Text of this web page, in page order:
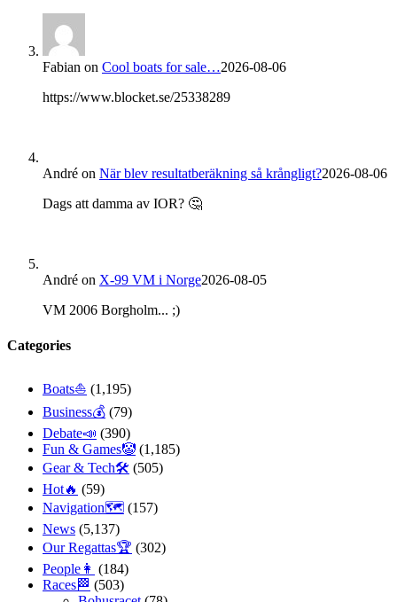
Fabian on Cool boats for sale…2026-08-06
https://www.blocket.se/25338289
André on När blev resultatberäkning så krångligt?2026-08-06
Dags att damma av IOR? 🤔
André on X-99 VM i Norge2026-08-05
VM 2006 Borgholm... ;)
Categories
Boats⛵️ (1,195)
Business💰 (79)
Debate📣 (390)
Fun & Games🤡 (1,185)
Gear & Tech🛠 (505)
Hot🔥 (59)
Navigation🗺 (157)
News (5,137)
Our Regattas🏆 (302)
People👩 (184)
Races🏁 (503)